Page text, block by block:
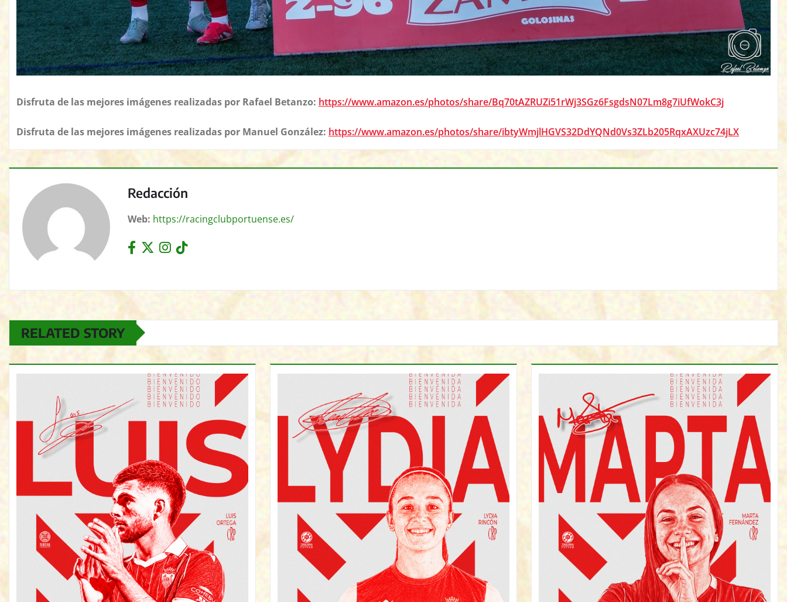
Disfruta de las mejores imágenes realizadas por Rafael Betanzo: https://www.amazon.es/photos/share/Bq70tAZRUZi51rWj3SGz6FsgdsN07Lm8g7iUfWokC3j
Disfruta de las mejores imágenes realizadas por Manuel González: https://www.amazon.es/photos/share/ibtyWmjlHGVS32DdYQNd0Vs3ZLb205RqxAXUzc74jLX
Redacción
Web: https://racingclubportuense.es/
RELATED STORY